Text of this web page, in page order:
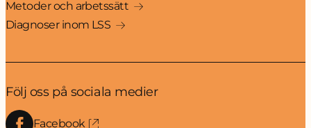
Metoder och arbetssätt
Diagnoser inom LSS
Följ oss på sociala medier
Facebook